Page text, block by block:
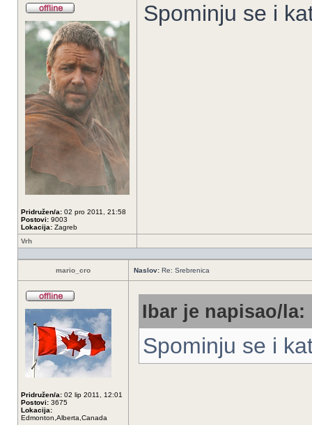
Pridružen/a: 02 pro 2011, 21:58
Postovi: 9003
Lokacija: Zagreb
Spominju se i
Vrh
mario_cro Naslov: Re: Srebrenica
Pridružen/a: 02 lip 2011, 12:01
Postovi: 3675
Lokacija:
Edmonton,Alberta,Canada
Ibar je napisao/la:
Spominju se i